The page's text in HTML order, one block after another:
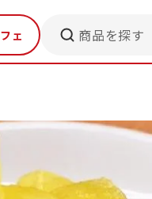
商品を探す